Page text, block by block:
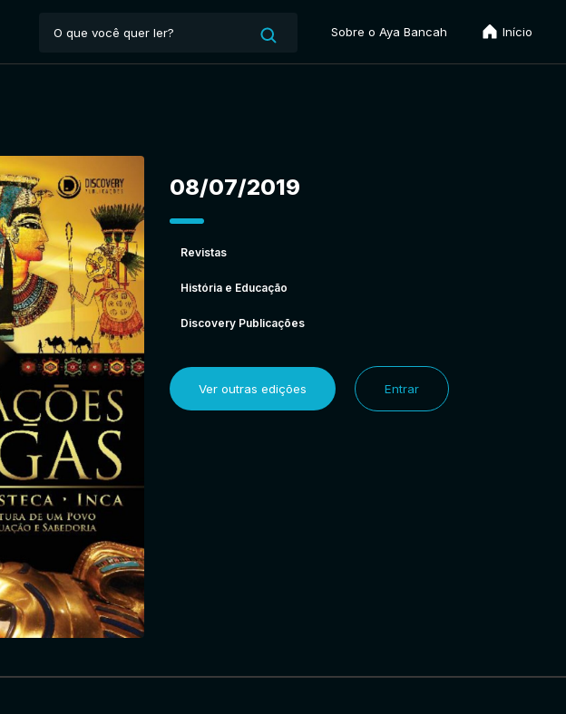
Sobre o Aya Bancah Início
08/07/2019
Revistas
História e Educação
Discovery Publicações
Ver outras edições Entrar